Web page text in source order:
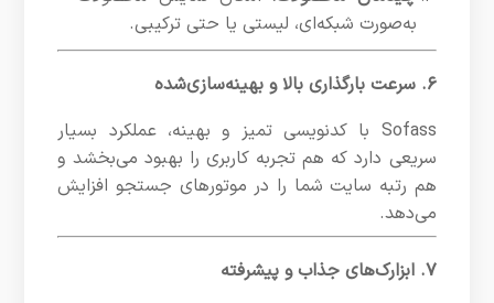
به‌صورت شبکه‌ای، لیستی یا حتی ترکیبی.
۶. سرعت بارگذاری بالا و بهینه‌سازی‌شده
Sofass با کدنویسی تمیز و بهینه، عملکرد بسیار
سریعی دارد که هم تجربه کاربری را بهبود می‌بخشد و
هم رتبه سایت شما را در موتورهای جستجو افزایش
می‌دهد.
۷. ابزارک‌های جذاب و پیشرفته